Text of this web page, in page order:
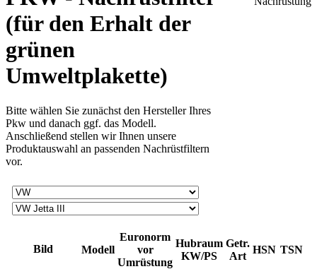
(für den Erhalt der
grünen
Umweltplakette)
Bitte wählen Sie zunächst den Hersteller Ihres
Pkw und danach ggf. das Modell.
Anschließend stellen wir Ihnen unsere
Produktauswahl an passenden Nachrüstfiltern
vor.
Bild Modell
Euronorm
vor
Umrüstung
Hubraum
KW/PS
Getr.
Art
HSN TSN